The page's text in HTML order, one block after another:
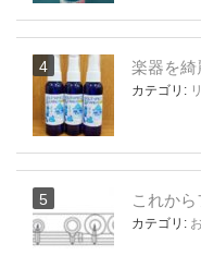
楽器を綺
カテゴリ:
これか
カテゴリ: